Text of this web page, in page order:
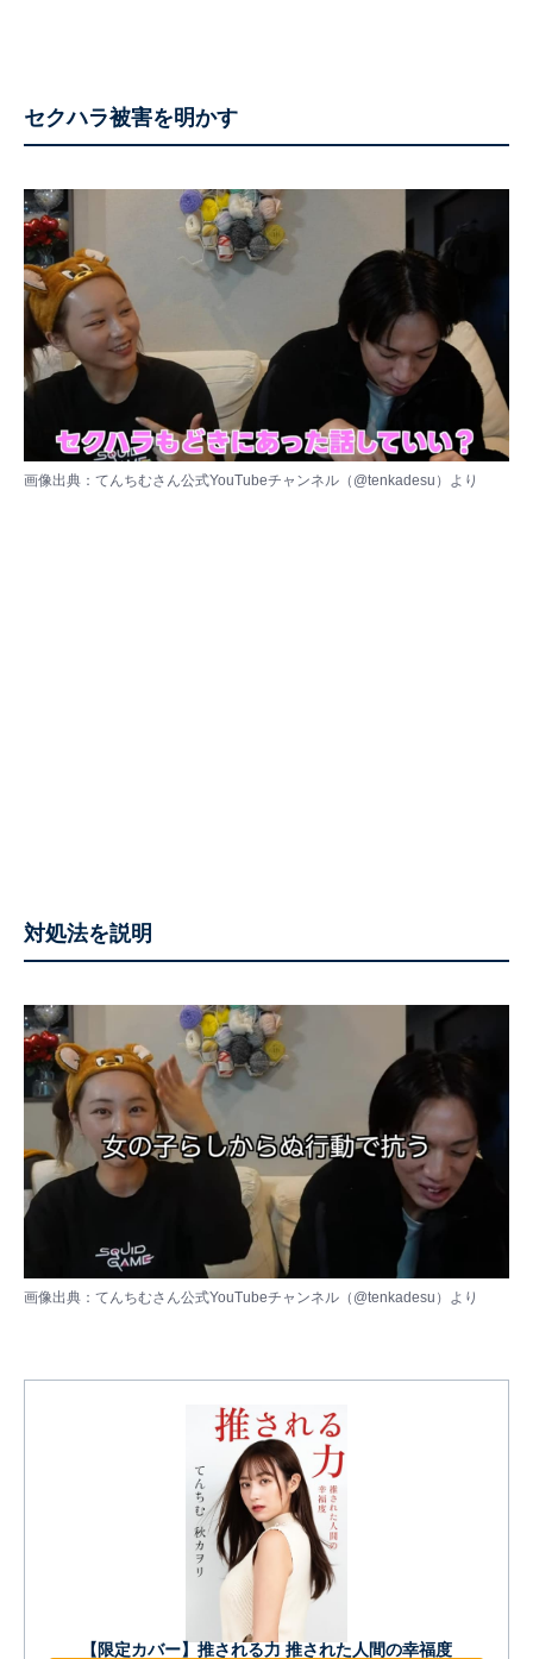
セクハラ被害を明かす
画像出典：てんちむさん公式YouTubeチャンネル（ @tenkadesu ）より
対処法を説明
画像出典：てんちむさん公式YouTubeチャンネル（ @tenkadesu ）より
【限定カバー】推される力 推された人間の幸福度